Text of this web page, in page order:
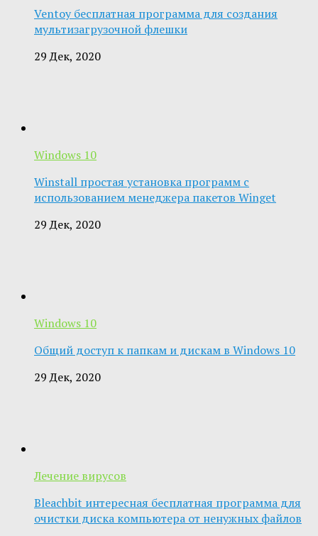
Ventoy бесплатная программа для создания
мультизагрузочной флешки
29 Дек, 2020
Windows 10
Winstall простая установка программ с
использованием менеджера пакетов Winget
29 Дек, 2020
Windows 10
Общий доступ к папкам и дискам в Windows 10
29 Дек, 2020
Лечение вирусов
Bleachbit интересная бесплатная программа для
очистки диска компьютера от ненужных файлов